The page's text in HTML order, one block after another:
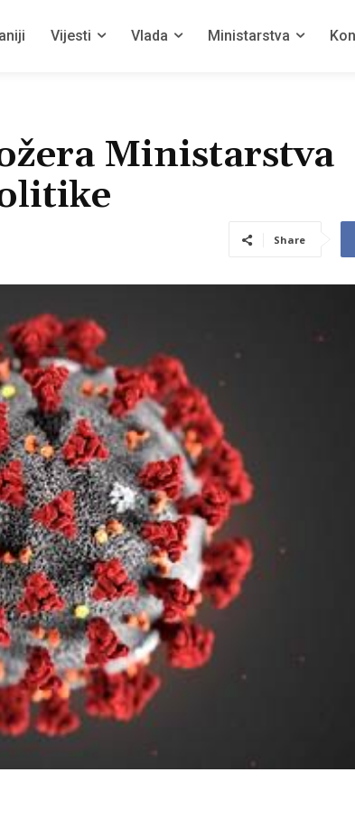
Vijesti Vlada Ministarstva
Ministarstva
Share